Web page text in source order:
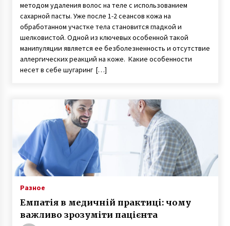
методом удаления волос на теле с использованием
сахарной пасты. Уже после 1-2 сеансов кожа на
обработанном участке тела становится гладкой и
шелковистой. Одной из ключевых особенной такой
манипуляции является ее безболезненность и отсутствие
аллергических реакций на коже. Какие особенности
несет в себе шугаринг […]
Разное
Емпатія в медичній практиці: чому
важливо зрозуміти пацієнта